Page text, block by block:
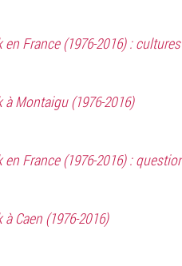
en France (1976-2016) :
à Montaigu (1976-2016)
en France (1976-2016) :
Caen (1976-2016)